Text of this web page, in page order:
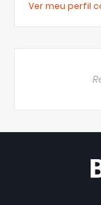
Ver meu perfil